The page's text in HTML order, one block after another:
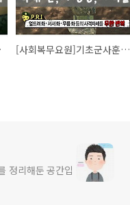
기 [사회복무요원]기초군사훈련 세번째 이야기
정리해둔 공간입